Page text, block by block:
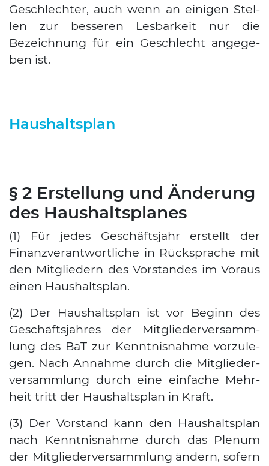
Geschlech­ter, auch wenn an eini­gen Stel­
len zur bes­se­ren Les­bar­keit nur die
Bezeich­nung für ein Geschlecht ange­ge­
ben ist.
Haushaltsplan
§ 2 Erstellung und Änderung
des Haushaltsplanes
(1) Für jedes Geschäfts­jahr erstellt der
Finanz­ver­ant­wort­li­che in Rück­spra­che mit
den Mit­glie­dern des Vor­stan­des im Vor­aus
einen Haus­halts­plan.
(2) Der Haus­halts­plan ist vor Beginn des
Geschäfts­jah­res der Mit­glie­der­ver­samm­
lung des BaT zur Kennt­nis­nah­me vor­zu­le­
gen. Nach Annah­me durch die Mit­glie­der­
ver­samm­lung durch eine ein­fa­che Mehr­
heit tritt der Haus­halts­plan in Kraft.
(3) Der Vor­stand kann den Haus­halts­plan
nach Kennt­nis­nah­me durch das Ple­num
der Mit­glie­der­ver­samm­lung ändern, sofern